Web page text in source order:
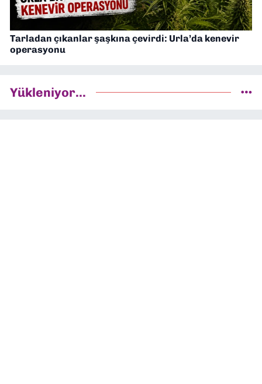
Tarladan çıkanlar şaşkına çevirdi: Urla’da kenevir
operasyonu
Yükleniyor...